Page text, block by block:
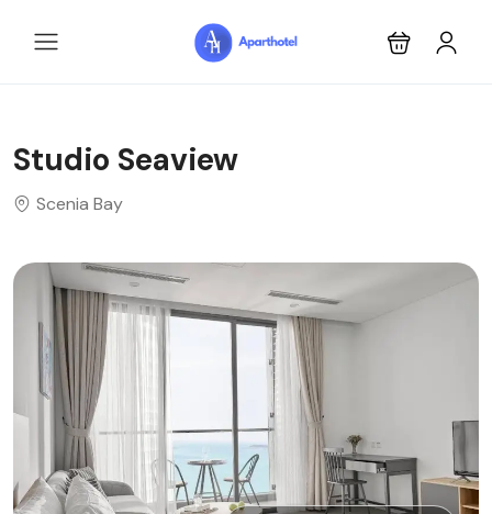
Studio Seaview
Scenia Bay